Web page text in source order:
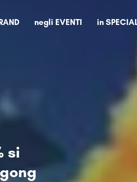
negli EVENTI in
si